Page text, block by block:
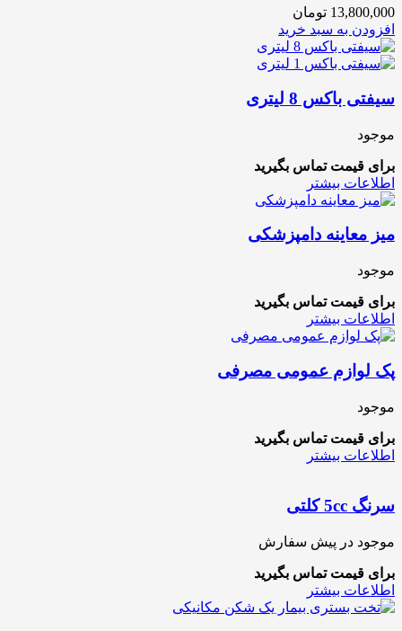
13,800,000 تومان
افزودن به سبد خرید
سیفتی باکس 8 لیتری
موجود
برای قیمت تماس بگیرید
اطلاعات بیشتر
میز معاینه دامپزشکی
موجود
برای قیمت تماس بگیرید
اطلاعات بیشتر
پک لوازم عمومی مصرفی
موجود
برای قیمت تماس بگیرید
اطلاعات بیشتر
سرنگ 5cc کلتی
موجود در پیش سفارش
برای قیمت تماس بگیرید
اطلاعات بیشتر